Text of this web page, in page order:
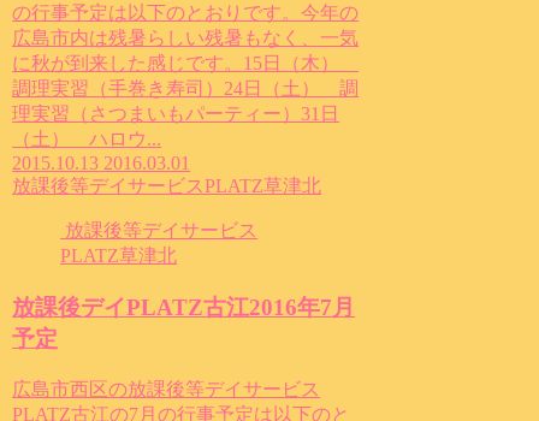
の行事予定は以下のとおりです。今年の
広島市内は残暑らしい残暑もなく、一気
に秋が到来した感じです。15日（木）
調理実習（手巻き寿司）24日（土） 調
理実習（さつまいもパーティー）31日
（土） ハロウ...
2015.10.13 2016.03.01
放課後等デイサービスPLATZ草津北
放課後等デイサービス
PLATZ草津北
放課後デイPLATZ古江2016年7月
予定
広島市西区の放課後等デイサービス
PLATZ古江の7月の行事予定は以下のと